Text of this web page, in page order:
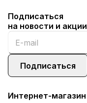
Подписаться
на новости и акции
Подписаться
Интернет-магазин